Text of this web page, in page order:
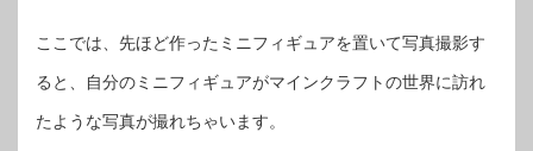
ここでは、先ほど作ったミニフィギュアを置いて写真撮影す
ると、自分のミニフィギュアがマインクラフトの世界に訪れ
たような写真が撮れちゃいます。